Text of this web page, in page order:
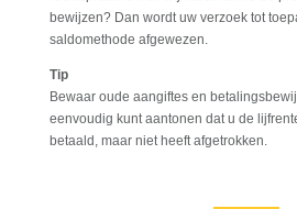
bewijzen? Dan wordt uw verzoek tot
saldomethode afgewezen.
Tip
Bewaar oude aangiftes en
eenvoudig kunt aantonen dat u de
betaald, maar niet heeft afgetrokken.